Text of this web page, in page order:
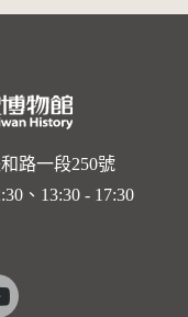
路一段250號
、13:30 - 17:30
youtube